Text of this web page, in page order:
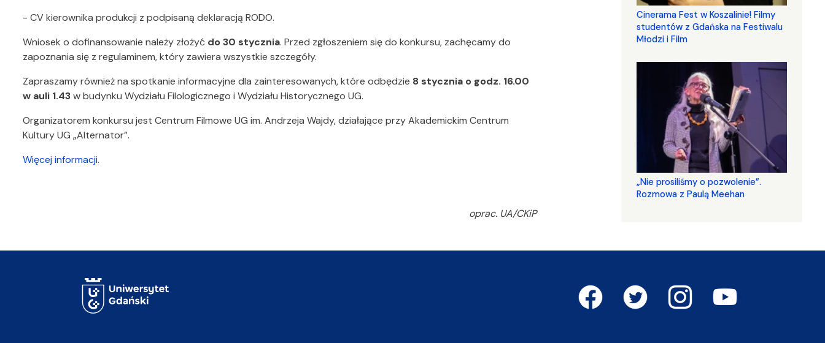
- CV kierownika produkcji z podpisaną deklaracją RODO.
Wniosek o dofinansowanie należy złożyć do 30 stycznia. Przed zgłoszeniem się do konkursu, zachęcamy do
zapoznania się z regulaminem, który zawiera wszystkie szczegóły.
Zapraszamy również na spotkanie informacyjne dla zainteresowanych, które odbędzie 8 stycznia o godz. 16.00
w auli 1.43w budynku Wydziału Filologicznego i Wydziału Historycznego UG.
Organizatorem konkursu jest Centrum Filmowe UG im. Andrzeja Wajdy, działające przy Akademickim Centrum
Kultury UG „Alternator”.
Więcej informacji.
oprac. UA/CKiP
Cinerama Fest w Koszalinie! Filmy
studentów z Gdańska na Festiwalu
Młodzi i Film
„Nie prosiliśmy o pozwolenie”.
Rozmowa z Paulą Meehan